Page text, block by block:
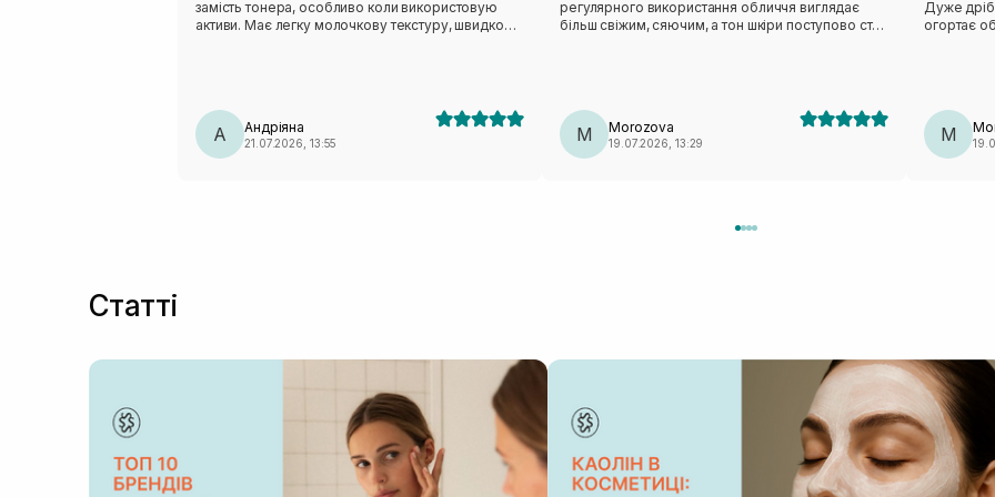
замість тонера, особливо коли використовую
активи. Має легку молочкову текстуру, швидко
А Андріяна
21.07.2026, 13:55
регулярного використання обличчя виглядає
більш свіжим, сяючим, а тон шкіри поступово стає
M Morozova
19.07.2026, 13:29
Дуже
огортає
після
освіжити
M
Статті